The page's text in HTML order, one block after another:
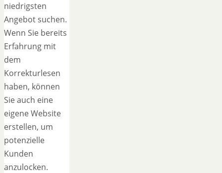
niedrigsten
Angebot suchen.
Wenn Sie bereits
Erfahrung mit
dem
Korrekturlesen
haben, können
Sie auch eine
eigene Website
erstellen, um
potenzielle
Kunden
anzulocken.